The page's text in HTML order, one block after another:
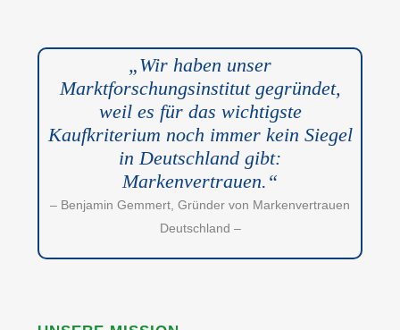
„Wir haben unser
Marktforschungsinstitut gegründet,
weil es für das wichtigste
Kaufkriterium noch immer kein Siegel
in Deutschland gibt:
Markenvertrauen.“
– Benjamin Gemmert, Gründer von Markenvertrauen
Deutschland –